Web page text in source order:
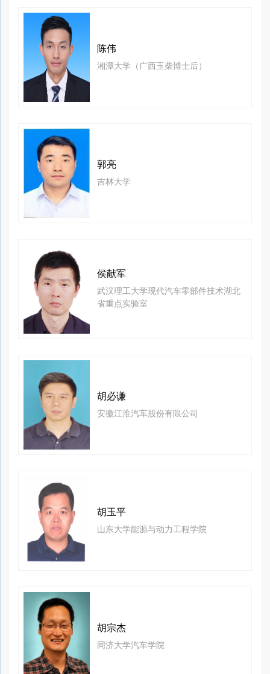
陈伟
湘潭大学（广西玉柴博士后）
郭亮
吉林大学
侯献军
武汉理工大学现代汽车零部件技术湖北
省重点实验室
胡必谦
安徽江淮汽车股份有限公司
胡玉平
山东大学能源与动力工程学院
胡宗杰
同济大学汽车学院